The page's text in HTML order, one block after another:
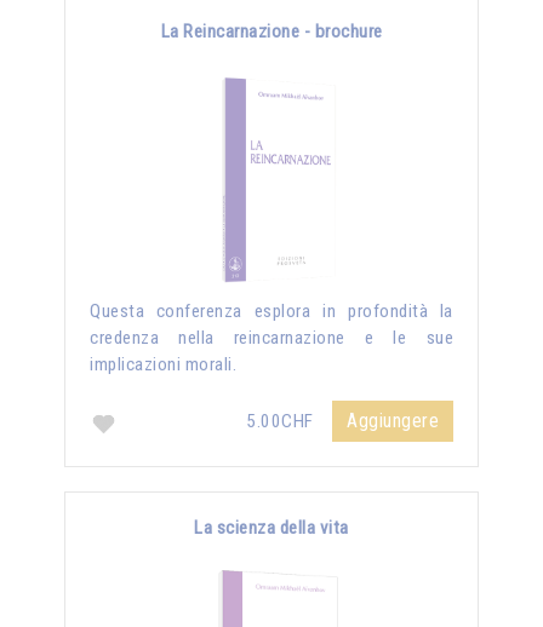
La Reincarnazione - brochure
Questa conferenza esplora in profondità la
credenza nella reincarnazione e le sue
implicazioni morali.
5.00CHF Aggiungere
La scienza della vita